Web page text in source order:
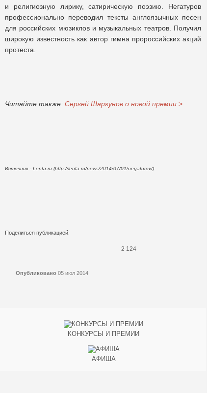
и религиозную лирику, сатирическую поэзию. Негатуров
профессионально переводил тексты англоязычных песен
для российских мюзиклов и музыкальных театров. Получил
широкую известность как автор гимна пророссийских акций
протеста.
Читайте также: Сергей Шаргунов о новой премии >
Источник - Lenta.ru (http://lenta.ru/news/2014/07/01/negaturov/)
Поделиться публикацией:
2 124
Опубликовано 05 июл 2014
КОНКУРСЫ И ПРЕМИИ
АФИША